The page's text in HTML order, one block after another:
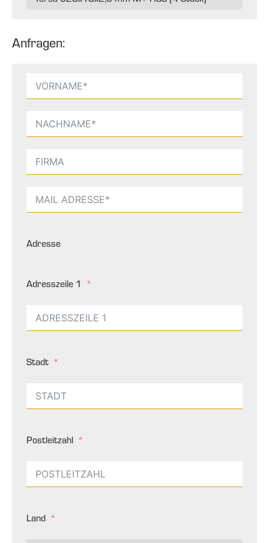
Anfragen:
Adresse
Adresszeile 1
Stadt
Postleitzahl
Land